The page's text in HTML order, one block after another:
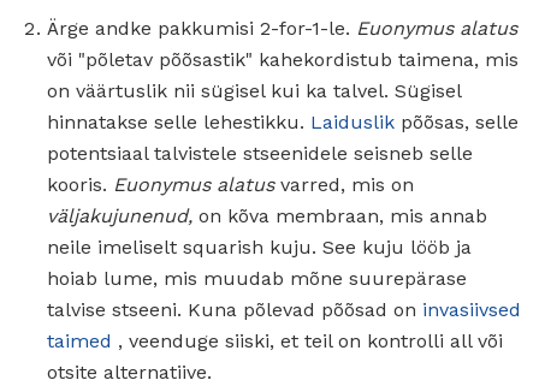
Ärge andke pakkumisi 2-for-1-le. Euonymus alatus
või "põletav põõsastik" kahekordistub taimena, mis
on väärtuslik nii sügisel kui ka talvel. Sügisel
hinnatakse selle lehestikku. Laiduslik põõsas, selle
potentsiaal talvistele stseenidele seisneb selle
kooris. Euonymus alatusvarred, mis on
väljakujunenud, on kõva membraan, mis annab
neile imeliselt squarish kuju. See kuju lööb ja
hoiab lume, mis muudab mõne suurepärase
talvise stseeni. Kuna põlevad põõsad on invasiivsed
taimed , veenduge siiski, et teil on kontrolli all või
otsite alternatiive.